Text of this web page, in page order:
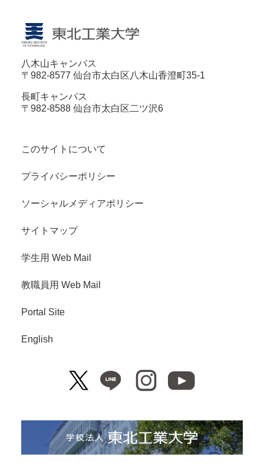
八木山キャンパス
〒982-8577 仙台市太白区八木山香澄町35-1
長町キャンパス
〒982-8588 仙台市太白区二ツ沢6
このサイトについて
プライバシーポリシー
ソーシャルメディアポリシー
サイトマップ
学生用 Web Mail
教職員用 Web Mail
Portal Site
English